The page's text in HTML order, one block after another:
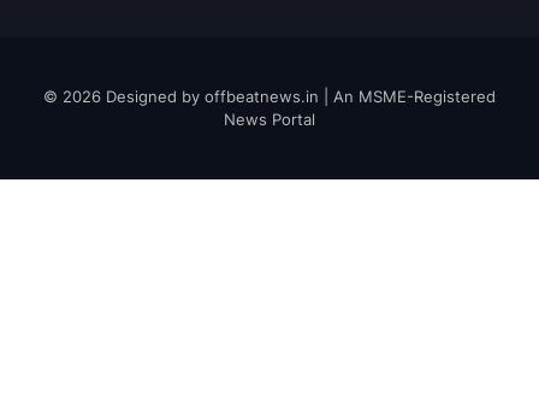
© 2026 Designed by offbeatnews.in | An MSME-Registered
News Portal